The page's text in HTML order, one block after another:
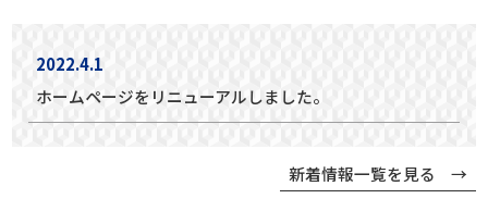
2022.4.1
ホームページをリニューアルしました。
新着情報一覧を見る